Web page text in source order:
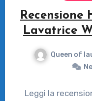
Recensione
Lavatrice
Queen of
Leggi la